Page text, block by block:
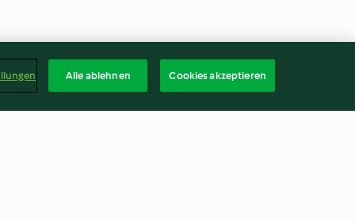
Alle ablehnen Cookies akzeptieren